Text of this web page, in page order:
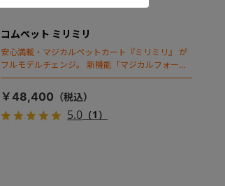
コムペット ミリミリ
安心満載・マジカルペットカート『ミリミリ』 が
フルモデルチェンジ。 新機能「マジカルフォール
ディング」搭載
￥48,400
5.0（1）